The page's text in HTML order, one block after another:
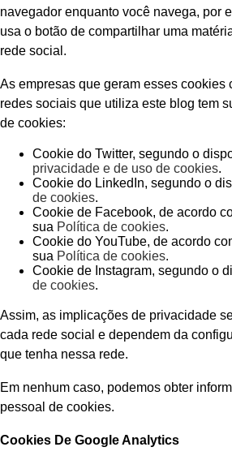
navegador enquanto você navega, por
usa o botão de compartilhar uma
rede social.
As empresas que geram esses cookies
redes sociais que utiliza este blog tem
de cookies:
Cookie do Twitter, segundo o
privacidade e de uso de cookies.
Cookie do LinkedIn, segundo o
de cookies.
Cookie de Facebook, de acordo
sua Política de cookies.
Cookie do YouTube, de acordo
sua Política de cookies.
Cookie de Instagram, segundo o
de cookies.
Assim, as implicações de privacidade
cada rede social e dependem da
que tenha nessa rede.
Em nenhum caso, podemos obter
pessoal de cookies.
Cookies De Google Analytics